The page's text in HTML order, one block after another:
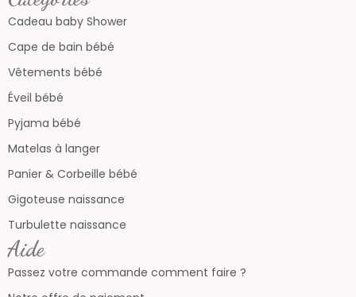
Cadeau baby Shower
Cape de bain bébé
Vêtements bébé
Éveil bébé
Pyjama bébé
Matelas à langer
Panier & Corbeille bébé
Gigoteuse naissance
Turbulette naissance
Aide
Passez votre commande comment faire ?